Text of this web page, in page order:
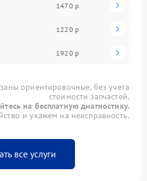
1470 р
1220 р
1920 р
ориентировочные, без учета
стоимости запчастей.
на бесплатную диагностику.
и укажем на неисправность.
все услуги